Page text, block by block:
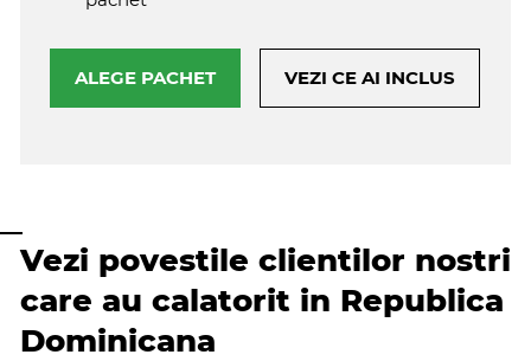
ALEGE PACHET VEZI CE AI INCLUS
Vezi povestile clientilor nostri
care au calatorit in Republica
Dominicana